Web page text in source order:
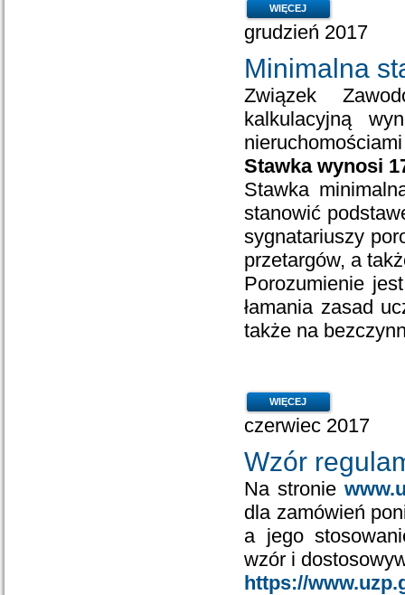
WIĘCEJ
grudzień 2017
Minimalna
Związek
kalkulacyjną
Stawka wynosi
Stawka
stanowić
sygnatariuszy
przetargów, a
Porozumienie
łamania zasad
także na
WIĘCEJ
czerwiec 2017
Wzór
Na stronie
dla zamówień
a jego
wzór i
https://